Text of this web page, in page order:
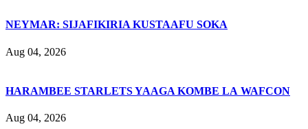
NEYMAR: SIJAFIKIRIA KUSTAAFU SOKA
Aug 04, 2026
HARAMBEE STARLETS YAAGA KOMBE LA WAFCON
Aug 04, 2026